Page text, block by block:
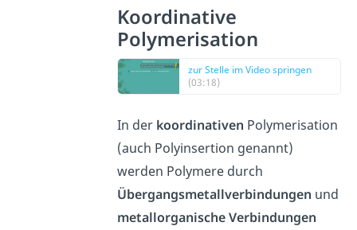
Koordinative
Polymerisation
zur Stelle im Video springen
(03:18)
In der koordinativen Polymerisation
(auch Polyinsertion genannt)
werden Polymere durch
Übergangsmetallverbindungen und
metallorganische Verbindungen